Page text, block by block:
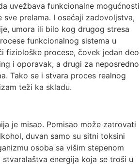
uvežbava funkcionalne mogućnosti
sve prelama. I osećaji zadovoljstva,
umora ili bilo kog drugog stresa
funkcionalnog sistema u
fiziološke procese, čovek jedan deo
i oporavak, a drugi za neposredno
Tako se i stvara proces realnog
teži ka skladu.
je misao. Pomisao može zatrovati
duvan samo su sitni toksini
osoba sa višim stepenom
energija koja se troši u